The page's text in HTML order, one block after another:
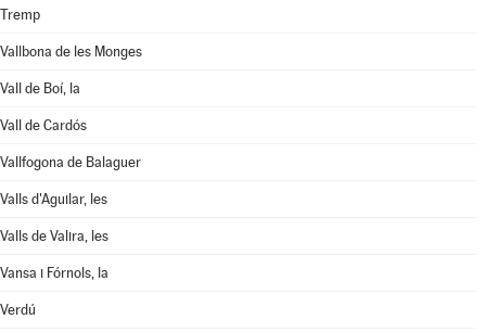
Tremp
Vallbona de les Monges
Vall de Boí, la
Vall de Cardós
Vallfogona de Balaguer
Valls d'Aguilar, les
Valls de Valira, les
Vansa i Fórnols, la
Verdú